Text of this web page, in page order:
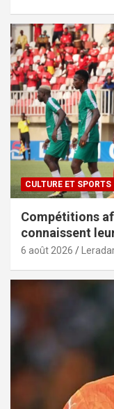
CULTURE ET SPORTS
Compétitions
connaissent
6 août 2026